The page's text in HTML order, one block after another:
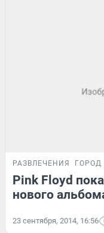
РАЗВЛЕЧЕНИЯ ГОРОД
Pink Floyd
нового
23 сентября, 2014, 16:56